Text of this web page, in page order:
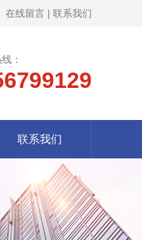
在线留言 | 联系我们
：
联系我们